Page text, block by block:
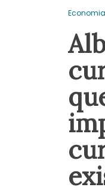
Economia